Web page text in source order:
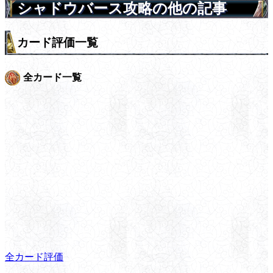
シャドウバース攻略の他の記事
カード評価一覧
全カード一覧
全カード評価